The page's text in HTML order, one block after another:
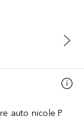
auto nicole P